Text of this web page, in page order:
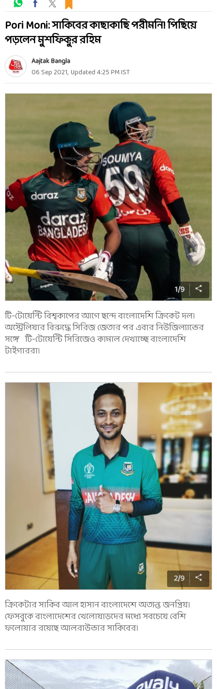
Pori Moni: সাকিবের কাছাকাছি পরীমনি! পিছিয়ে
পড়লেন মুশফিকুর রহিম
Aajtak Bangla
06 Sep 2021, Updated4:25 PMIST
1/9
টি-টোয়েন্টি বিশ্বকাপের আগে ছন্দে বাংলাদেশি ক্রিকেট দল।
অস্ট্রেলিয়ার বিরুদ্ধে সিরিজ জেতার পর এবার নিউজিল্যান্ডের
সঙ্গে টি-টোয়েন্টি সিরিজেও কামাল দেখাচ্ছে বাংলাদেশি
টাইগাররা।
2/9
ক্রিকেটার সাকিব আল হাসান বাংলাদেশে অত্যন্ত জনপ্রিয়।
ফেসবুকে বাংলাদেশের খেলোয়াড়দের মধ্যে সবচেয়ে বেশি
ফলোয়ার রয়েছে আলরাউন্ডার সাকিবের।